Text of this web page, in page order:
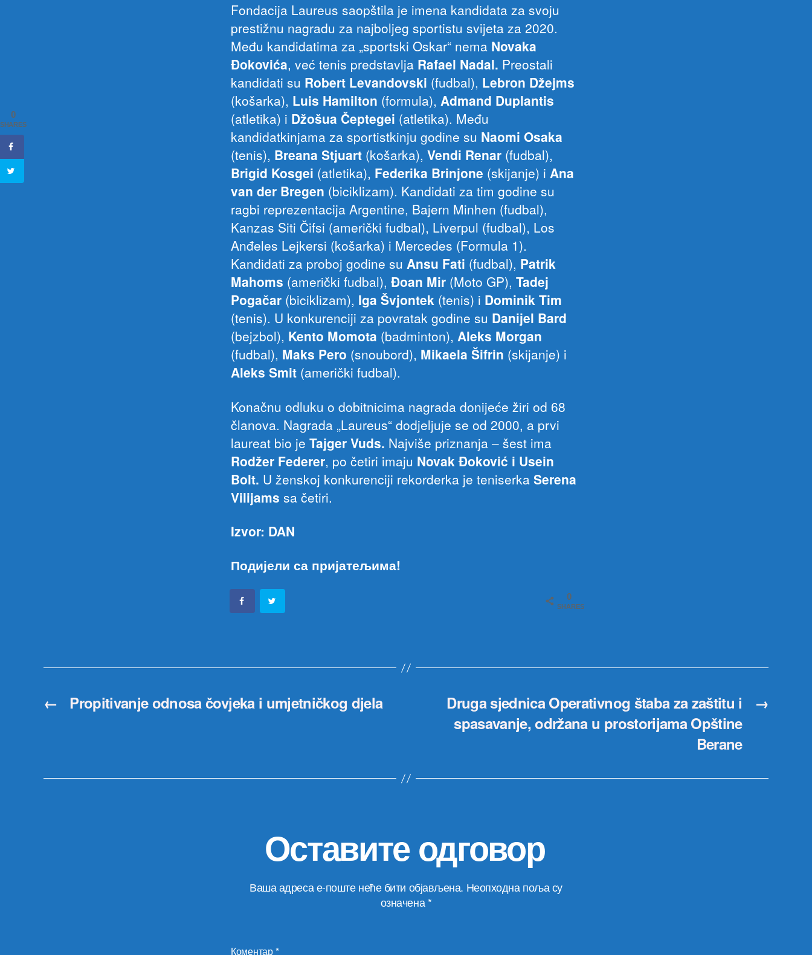
Fondacija Laureus saopštila je imena kandidata za svoju
prestižnu nagradu za najboljeg sportistu svijeta za 2020.
Među kandidatima za „sportski Oskar“ nema Novaka
Đokovića, već tenis predstavlja Rafael Nadal. Preostali
kandidati su Robert Levandovski (fudbal), Lebron Džejms
(košarka), Luis Hamilton (formula), Admand Duplantis
(atletika) i Džošua Čeptegei (atletika). Među
kandidatkinjama za sportistkinju godine su Naomi Osaka
(tenis), Breana Stjuart (košarka), Vendi Renar (fudbal),
Brigid Kosgei (atletika), Federika Brinjone (skijanje) i Ana
van der Bregen (biciklizam). Kandidati za tim godine su
ragbi reprezentacija Argentine, Bajern Minhen (fudbal),
Kanzas Siti Čifsi (američki fudbal), Liverpul (fudbal), Los
Anđeles Lejkersi (košarka) i Mercedes (Formula 1).
Kandidati za proboj godine su Ansu Fati (fudbal), Patrik
Mahoms (američki fudbal), Đoan Mir (Moto GP), Tadej
Pogačar (biciklizam), Iga Švjontek (tenis) i Dominik Tim
(tenis). U konkurenciji za povratak godine su Danijel Bard
(bejzbol), Kento Momota (badminton), Aleks Morgan
(fudbal), Maks Pero (snoubord), Mikaela Šifrin (skijanje) i
Aleks Smit (američki fudbal).
Konačnu odluku o dobitnicima nagrada donijeće žiri od 68
članova. Nagrada „Laureus“ dodjeljuje se od 2000, a prvi
laureat bio je Tajger Vuds. Najviše priznanja – šest ima
Rodžer Federer, po četiri imaju Novak Đoković i Usein
Bolt. U ženskoj konkurenciji rekorderka je teniserka Serena
Vilijams sa četiri.
Izvor: DAN
Подијели са пријатељима!
0
SHARES
← Propitivanje odnosa čovjeka i umjetničkog djela →
Druga sjednica Operativnog štaba za zaštitu i
spasavanje, održana u prostorijama Opštine
Berane
Оставите одговор
Ваша адреса е-поште неће бити објављена. Неопходна поља су
означена*
Коментар*
0
SHARES